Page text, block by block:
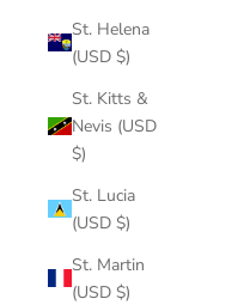
St. Helena
(USD $)
St. Kitts &
Nevis (USD
$)
St. Lucia
(USD $)
St. Martin
(USD $)